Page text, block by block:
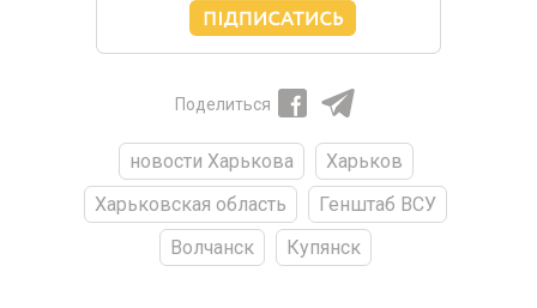
Поделиться
новости Харькова
Харьков
Харьковская область
Генштаб ВСУ
Волчанск
Купянск